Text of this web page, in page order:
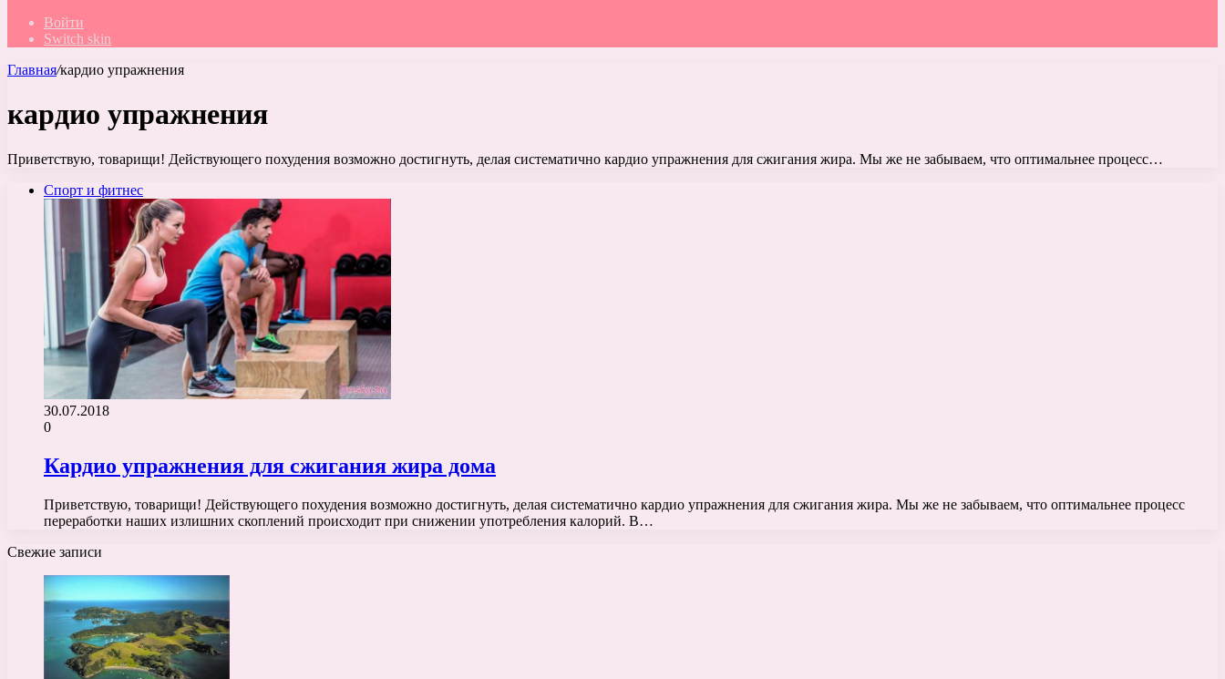
Войти
Switch skin
Главная/кардио упражнения
кардио упражнения
Приветствую, товарищи! Действующего похудения возможно достигнуть, делая систематично кардио упражнения для сжигания жира. Мы же не забываем, что оптимальнее процесс…
Спорт и фитнес
30.07.2018
0
Кардио упражнения для сжигания жира дома
Приветствую, товарищи! Действующего похудения возможно достигнуть, делая систематично кардио упражнения для сжигания жира. Мы же не забываем, что оптимальнее процесс
переработки наших излишних скоплений происходит при снижении употребления калорий. В…
Свежие записи